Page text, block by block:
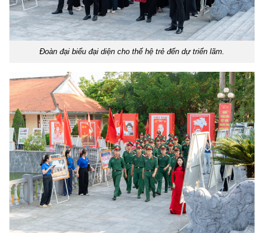
Đoàn đại biểu đại diện cho thế hệ trẻ đến dự triển lãm.